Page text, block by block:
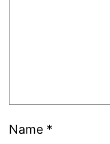
Name *